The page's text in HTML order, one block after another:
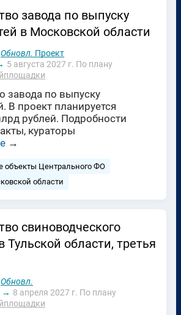
завода по выпуску
в Московской области
Обновл. Проект
5 августа 2027 г. По плану
завода по выпуску
В проект планируется
рублей. Подробности
кураторы
→
объекты Центрального ФО
области
свиноводческого
Тульской области, третья
Обновл.
→ 8 апреля 2027 г. По плану